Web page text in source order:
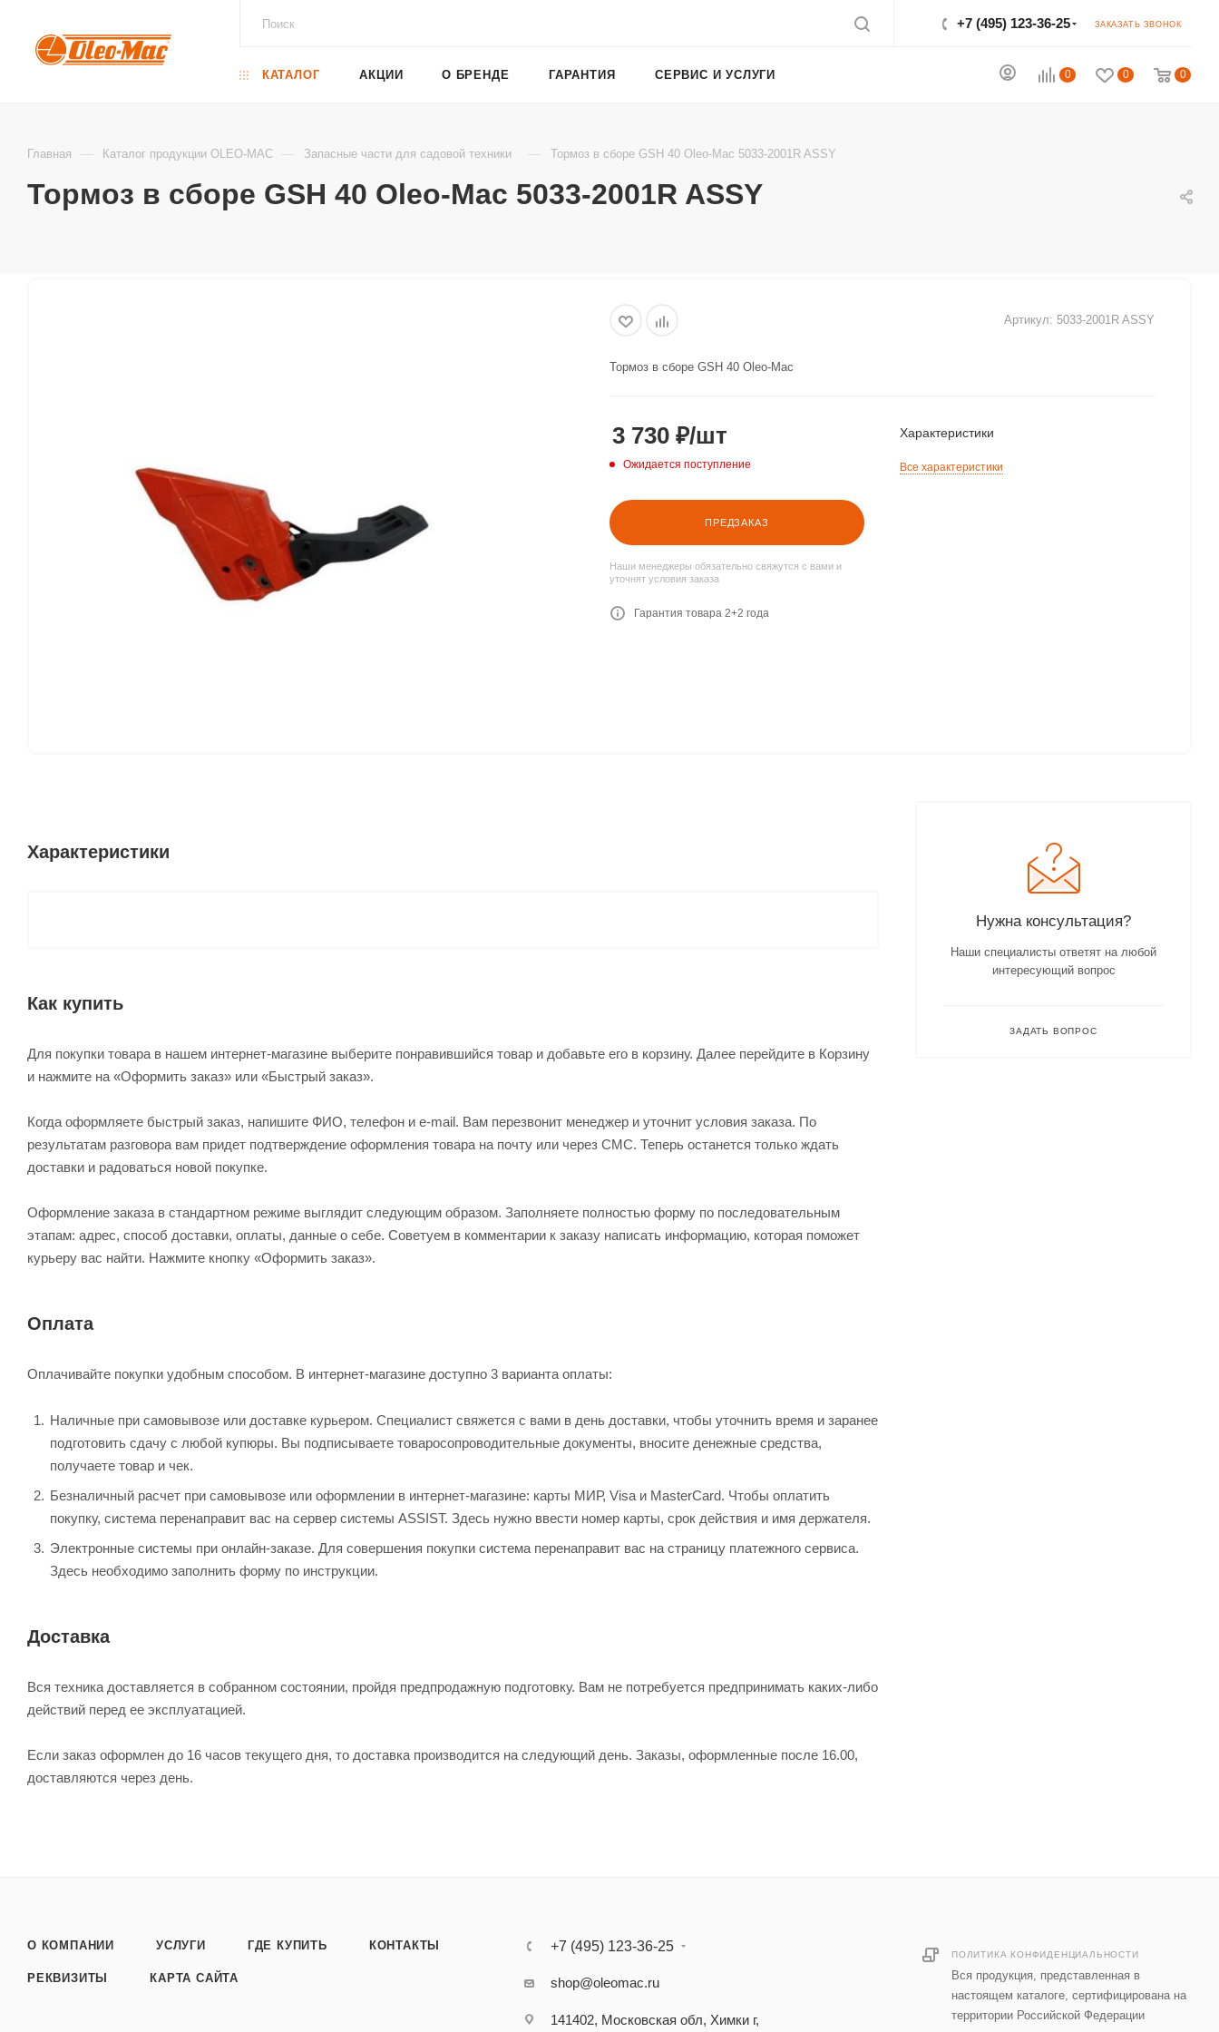
+7 (495) 123-36-25‬ ЗАКАЗАТЬ ЗВОНОК
0 0 0
КАТАЛОГ АКЦИИ О БРЕНДЕ ГАРАНТИЯ СЕРВИС И УСЛУГИ
Главная — Каталог продукции OLEO-MAC — Запасные части для садовой техники — Тормоз в сборе GSH 40 Oleo-Mac 5033-2001R ASSY
Тормоз в сборе GSH 40 Oleo-Mac 5033-2001R ASSY
Артикул: 5033-2001R ASSY
Тормоз в сборе GSH 40 Oleo-Mac
3 730 ₽/шт
Ожидается поступление
ПРЕДЗАКАЗ
Наши менеджеры обязательно свяжутся с вами и
уточнят условия заказа
Гарантия товара 2+2 года
Характеристики
Все характеристики
Характеристики
Как купить
Для покупки товара в нашем интернет-магазине выберите понравившийся товар и добавьте его в корзину. Далее перейдите в Корзину
и нажмите на «Оформить заказ» или «Быстрый заказ».
Когда оформляете быстрый заказ, напишите ФИО, телефон и e-mail. Вам перезвонит менеджер и уточнит условия заказа. По
результатам разговора вам придет подтверждение оформления товара на почту или через СМС. Теперь останется только ждать
доставки и радоваться новой покупке.
Оформление заказа в стандартном режиме выглядит следующим образом. Заполняете полностью форму по последовательным
этапам: адрес, способ доставки, оплаты, данные о себе. Советуем в комментарии к заказу написать информацию, которая поможет
курьеру вас найти. Нажмите кнопку «Оформить заказ».
Оплата
Оплачивайте покупки удобным способом. В интернет-магазине доступно 3 варианта оплаты:
Наличные при самовывозе или доставке курьером. Специалист свяжется с вами в день доставки, чтобы уточнить время и заранее
подготовить сдачу с любой купюры. Вы подписываете товаросопроводительные документы, вносите денежные средства,
получаете товар и чек.
Безналичный расчет при самовывозе или оформлении в интернет-магазине: карты МИР, Visa и MasterCard. Чтобы оплатить
покупку, система перенаправит вас на сервер системы ASSIST. Здесь нужно ввести номер карты, срок действия и имя держателя.
Электронные системы при онлайн-заказе. Для совершения покупки система перенаправит вас на страницу платежного сервиса.
Здесь необходимо заполнить форму по инструкции.
Доставка
Вся техника доставляется в собранном состоянии, пройдя предпродажную подготовку. Вам не потребуется предпринимать каких-либо
действий перед ее эксплуатацией.
Если заказ оформлен до 16 часов текущего дня, то доставка производится на следующий день. Заказы, оформленные после 16.00,
доставляются через день.
Нужна консультация?
Наши специалисты ответят на любой
интересующий вопрос
ЗАДАТЬ ВОПРОС
О КОМПАНИИ УСЛУГИ ГДЕ КУПИТЬ КОНТАКТЫ
РЕКВИЗИТЫ КАРТА САЙТА
+7 (495) 123-36-25‬
shop@oleomac.ru
141402, Московская обл, Химки г,
ПОЛИТИКА КОНФИДЕНЦИАЛЬНОСТИ
Вся продукция, представленная в
настоящем каталоге, сертифицирована на
территории Российской Федерации